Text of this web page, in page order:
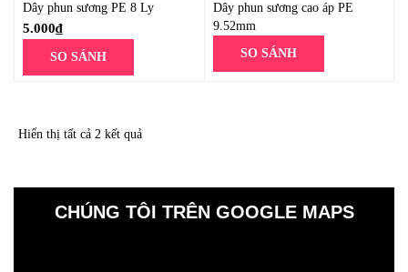
Dây phun sương PE 8 Ly
5.000₫
SO SÁNH
Dây phun sương cao áp PE
9.52mm
SO SÁNH
Hiển thị tất cả 2 kết quả
CHÚNG TÔI TRÊN GOOGLE MAPS